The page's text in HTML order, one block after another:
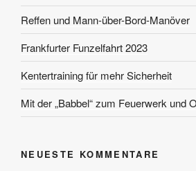
Reffen und Mann-über-Bord-Manöver
Frankfurter Funzelfahrt 2023
Kentertraining für mehr Sicherheit
Mit der „Babbel“ zum Feuerwerk und
NEUESTE KOMMENTARE